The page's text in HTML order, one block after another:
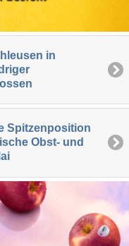
in
Spitzenposition
Obst- und